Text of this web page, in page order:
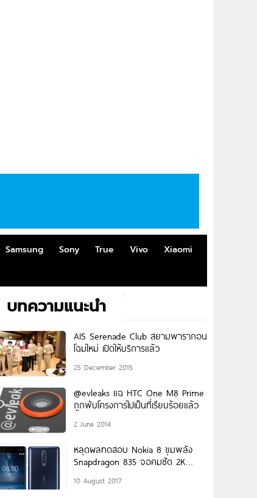
Samsung Sony True Vivo
Xiaomi
บทความแนะนำ
AIS Serenade Club สยามพารากอน
โฉมใหม่ เปิดให้บริการแล้ว
25 December 2015
@evleaks แฉ HTC One M8 Prime
ถูกพับโครงการไปเป็นที่เรียบร้อยแล้ว
2 June 2014
หลุดผลทดสอบ Nokia 8 ขุมพลัง
Snapdragon 835 จอคมชัด 2K
10 August 2017